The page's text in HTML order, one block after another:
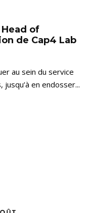
of
de Cap4 Lab
au sein du service
jusqu’à en endosser...